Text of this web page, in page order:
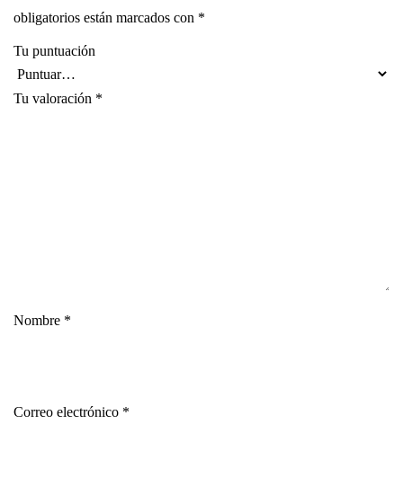
obligatorios están marcados con *
Tu puntuación
Tu valoración *
Nombre *
Correo electrónico *